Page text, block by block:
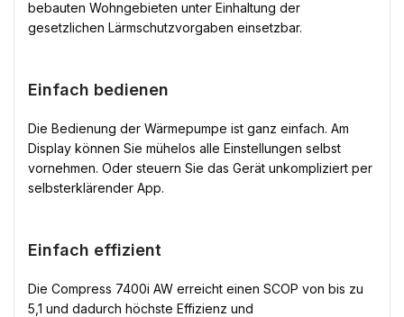
bebauten Wohngebieten unter Einhaltung der
gesetzlichen Lärmschutzvorgaben einsetzbar.
Einfach bedienen
Die Bedienung der Wärmepumpe ist ganz einfach. Am
Display können Sie mühelos alle Einstellungen selbst
vornehmen. Oder steuern Sie das Gerät unkompliziert per
selbsterklärender App.
Einfach effizient
Die Compress 7400i AW erreicht einen SCOP von bis zu
5,1 und dadurch höchste Effizienz und